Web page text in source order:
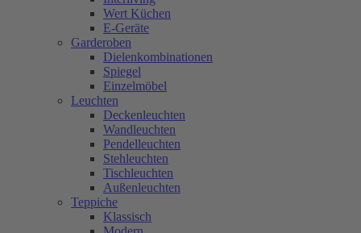
Wert Küchen
E-Geräte
Garderoben
Dielenkombinationen
Spiegel
Einzelmöbel
Leuchten
Deckenleuchten
Wandleuchten
Pendelleuchten
Stehleuchten
Tischleuchten
Außenleuchten
Teppiche
Klassisch